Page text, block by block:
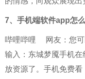
7、 手机端软件app怎
哔哩哔哩 网友：您
输入：东城梦魇手机
放资源了。手机免费看